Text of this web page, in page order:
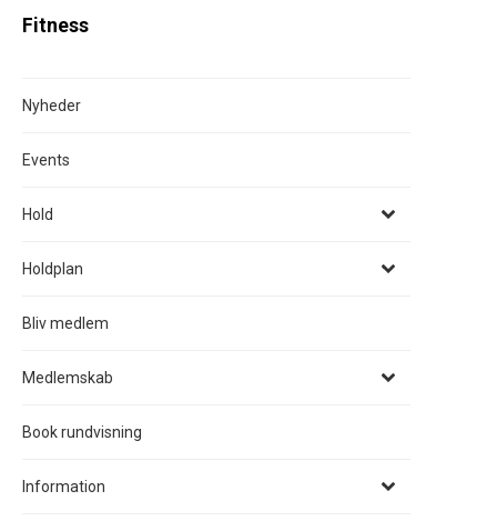
Fitness
Nyheder
Events
Hold
Holdplan
Bliv medlem
Medlemskab
Book rundvisning
Information